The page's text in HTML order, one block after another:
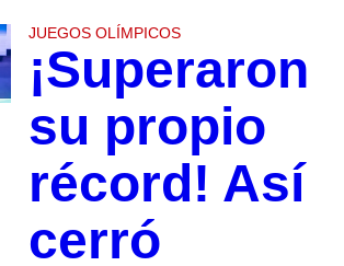
JUEGOS OLÍMPICOS
¡Superaron
su propio
récord! Así
cerró